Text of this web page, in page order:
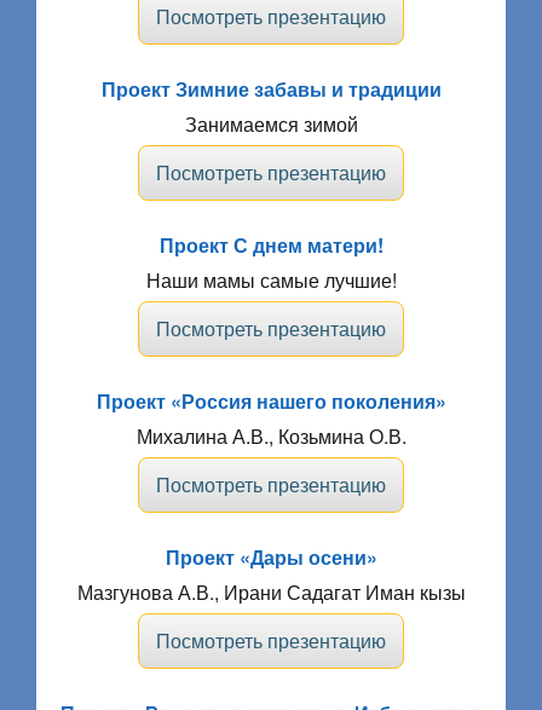
Посмотреть презентацию
Проект Зимние забавы и традиции
Занимаемся зимой
Посмотреть презентацию
Проект С днем матери!
Наши мамы самые лучшие!
Посмотреть презентацию
Проект «Россия нашего поколения»
Михалина А.В., Козьмина О.В.
Посмотреть презентацию
Проект «Дары осени»
Мазгунова А.В., Ирани Садагат Иман кызы
Посмотреть презентацию